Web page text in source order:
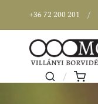
+36 72 200 201